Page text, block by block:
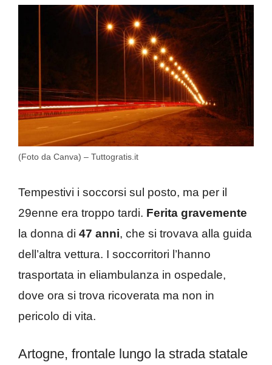
(Foto da Canva) – Tuttogratis.it
Tempestivi i soccorsi sul posto, ma per il
29enne era troppo tardi. Ferita gravemente
la donna di 47 anni, che si trovava alla guida
dell’altra vettura. I soccorritori l’hanno
trasportata in eliambulanza in ospedale,
dove ora si trova ricoverata ma non in
pericolo di vita.
Artogne, frontale lungo la strada statale